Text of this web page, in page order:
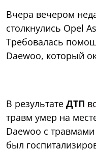
Вчера вечером
столкнулись Opel
Требовалась
Daewoo, который
В результате ДТП
травм умер на
Daewoo с
был